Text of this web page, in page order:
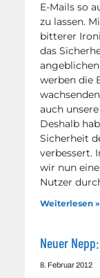
E-Mails so
zu lassen.
bitterer
das
werben die
auch
Deshalb
Sicherheit
verbessert.
wir nun
Nutzer
Weiterlesen »
Neuer
8. Februar 2012